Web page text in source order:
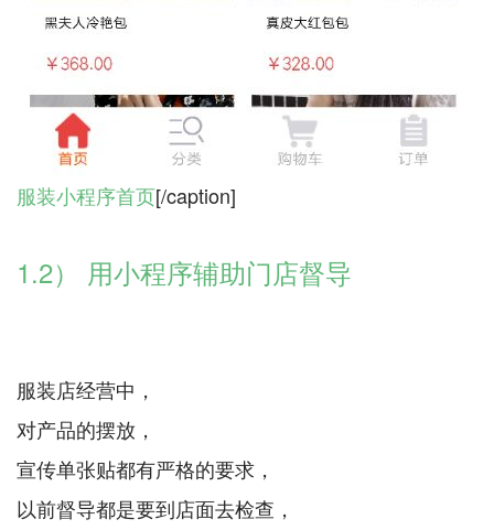
服装小程序首页[/caption]
1.2） 用小程序辅助门店督导
服装店经营中，
对产品的摆放，
宣传单张贴都有严格的要求，
以前督导都是要到店面去检查，